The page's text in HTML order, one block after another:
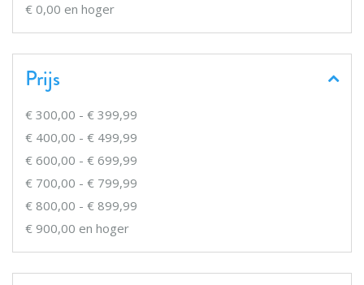
€ 0,00 en hoger
Prijs
€ 300,00 - € 399,99
€ 400,00 - € 499,99
€ 600,00 - € 699,99
€ 700,00 - € 799,99
€ 800,00 - € 899,99
€ 900,00 en hoger